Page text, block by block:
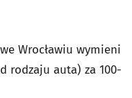
Wrocławiu wymieni
rodzaju auta) za 100-